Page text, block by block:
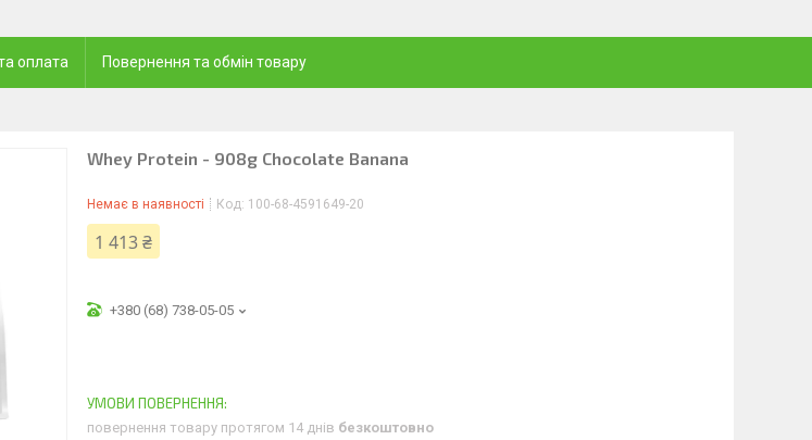
оплата Повернення та обмін товару
Whey Protein - 908g Chocolate Banana
Немає в наявності Код: 100-68-4591649-20
1 413 ₴
+380 (68) 738-05-05
повернення товару протягом 14 днів безкоштовно